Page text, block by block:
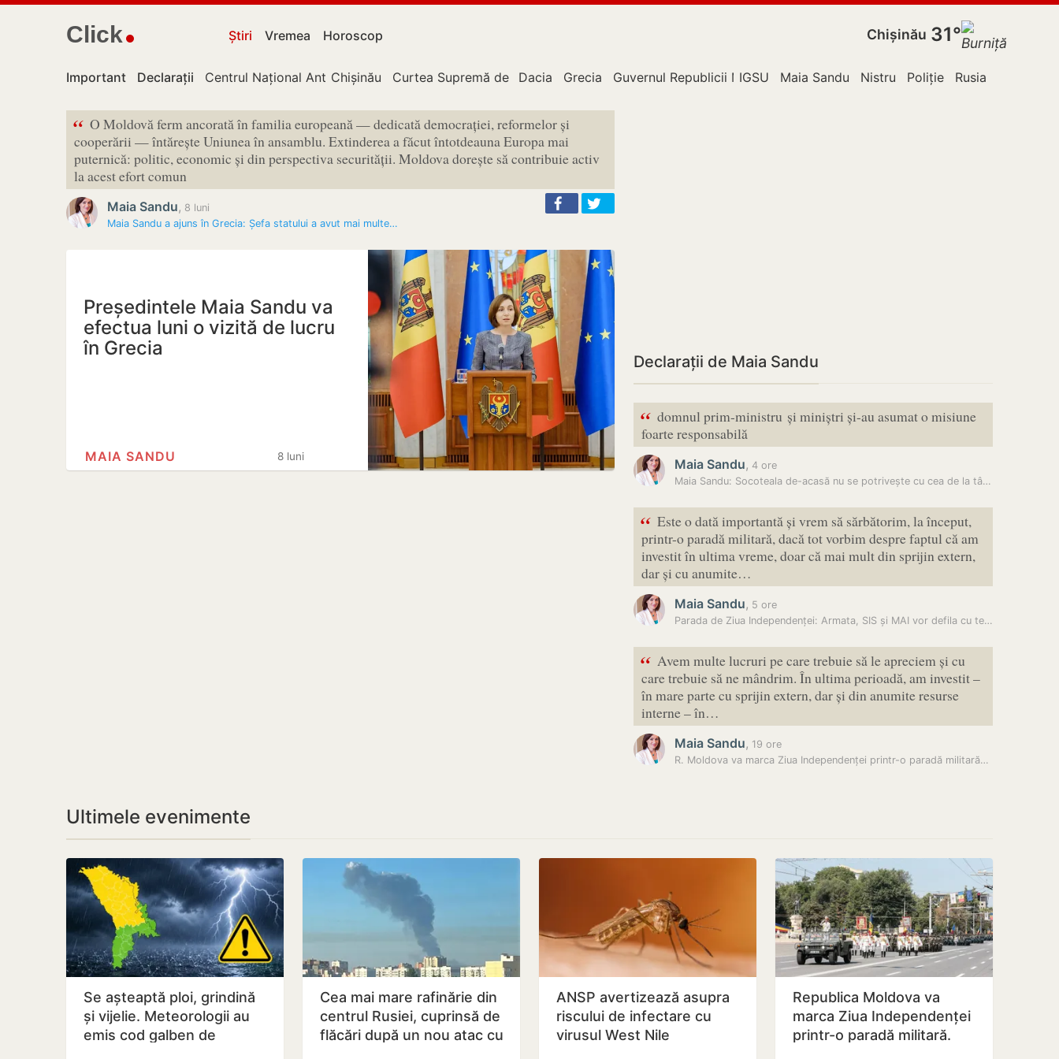
Click Știri Vremea Horoscop Chișinău 31°
Important Declarații Centrul Național Anticorupție
Chișinău Curtea Supremă de Justiție
Dacia Grecia Guvernul Republicii Moldova
IGSU Maia Sandu Nistru Poliție Rusia
“ O Moldovă ferm ancorată în familia europeană — dedicată democrației, reformelor și
cooperării — întărește Uniunea în ansamblu. Extinderea a făcut întotdeauna Europa mai
puternică: politic, economic și din perspectiva securității. Moldova dorește să contribuie activ
la acest efort comun
Maia Sandu, 8 luni
Maia Sandu a ajuns în Grecia: Șefa statului a avut mai multe…
Președintele Maia Sandu va
efectua luni o vizită de lucru
în Grecia
8 luni
MAIA SANDU
Declarații de Maia Sandu
“ domnul prim-ministru și miniștri și-au asumat o misiune
foarte responsabilă
Maia Sandu, 4 ore
Maia Sandu: Socoteala de-acasă nu se potrivește cu cea de la târg. Ne…
“ Este o dată importantă și vrem să sărbătorim, la început,
printr-o paradă militară, dacă tot vorbim despre faptul că am
investit în ultima vreme, doar că mai mult din sprijin extern,
dar și cu anumite…
Maia Sandu, 5 ore
Parada de Ziua Independenței: Armata, SIS și MAI vor defila cu tehnică…
“ Avem multe lucruri pe care trebuie să le apreciem și cu
care trebuie să ne mândrim. În ultima perioadă, am investit –
în mare parte cu sprijin extern, dar și din anumite resurse
interne – în…
Maia Sandu, 19 ore
R. Moldova va marca Ziua Independenței printr-o paradă militară…
Ultimele evenimente
Se așteaptă ploi, grindină
și vijelie. Meteorologii au
emis cod galben de
Cea mai mare rafinărie din
centrul Rusiei, cuprinsă de
flăcări după un nou atac cu
ANSP avertizează asupra
riscului de infectare cu
virusul West Nile
Republica Moldova va
marca Ziua Independenței
printr-o paradă militară.